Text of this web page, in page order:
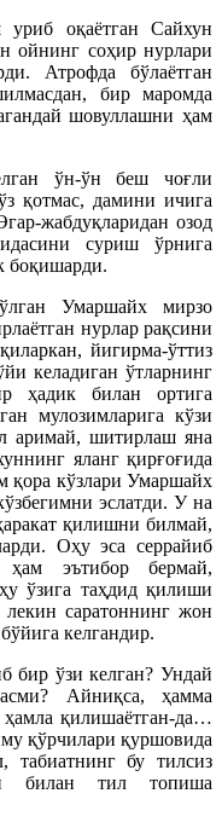
оқаётган Сайхун
ойнинг соҳир нурлари
Атрофда бўлаётган
бир маромда
шовуллашни ҳам
ўн-ўн беш чоғли
қотмас, дамини ичига
жабдуқларидан озод
суриш ўрнига
боқишарди.
Умаршайх мирзо
нурлар рақсини
йигирма-ўттиз
келадиган ўтларнинг
ҳадик билан ортига
мулозимларига кўзи
аримай, шитирлаш яна
яланг қирғоғида
қора кўзлари Умаршайх
эслатди. У на
қилишни билмай,
Оҳу эса серрайиб
ҳам эътибор бермай,
ўзига таҳдид қилиши
саратоннинг жон
келгандир.
бир ўзи келган? Ундай
Айниқса, ҳамма
қилишаётган-да…
қўрчилари қуршовида
табиатнинг бу тилсиз
билан тил топиша